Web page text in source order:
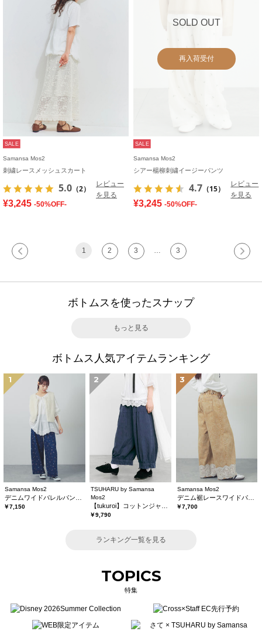
SALE
Samansa Mos2
刺繍レースメッシュスカート
5.0 （2）
レビュー
を見る
¥3,245 -50%OFF-
SOLD OUT
再入荷受付
SALE
Samansa Mos2
シアー楊柳刺繍イージーパンツ
4.7 （15）
レビュー
を見る
¥3,245 -50%OFF-
1 2 3 3
ボトムスを使ったスナップ
もっと見る
ボトムス人気アイテムランキング
1
Samansa Mos2
￥7,150
2
TSUHARU by Samansa
Mos2
￥9,790
3
Samansa Mos2
デニム裾レースワイドパンツ
￥7,700
ランキング一覧を見る
TOPICS
特集